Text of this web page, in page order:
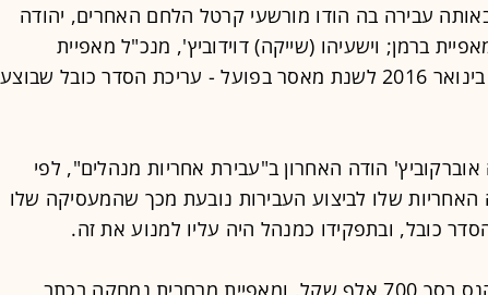
עבירה בה הודו מורשעי קרטל הלחם האחרים, יהודה
ברמן; וישעיהו (שייקה) דוידוביץ', מנכ"ל מאפיית
דוידוביץ'; שכאמור נידונו בינואר 2016 לשנת מאסר בפועל - עריכת הסדר כובל שבוצע
הודה האחרון ב"עבירת אחריות מנהלים", לפי
שלו לביצוע העבירות נובעת מכך שהמעסיקה שלו
כובל, ובתפקידו כמנהל היה עליו למנוע את זה.
על מאפיית דגנית הוטל קנס בסך 700 אלף שקל, ומאפיית מרחבית נמחקה בכתב